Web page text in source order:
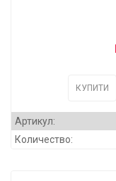
КУПИТИ
Артикул:
Количество: